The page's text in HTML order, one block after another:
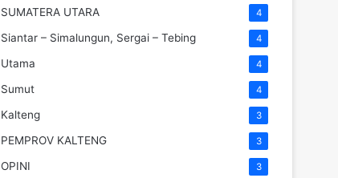
SUMATERA UTARA 4
Siantar – Simalungun, Sergai – Tebing 4
Utama 4
Sumut 4
Kalteng 3
PEMPROV KALTENG 3
OPINI 3